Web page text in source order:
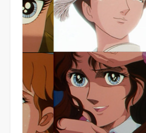
Boku
Kanojo
no
XXX »